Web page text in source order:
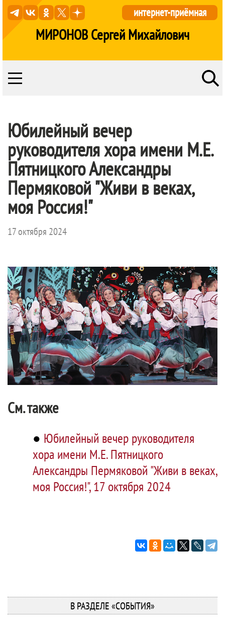
МИРОНОВ Сергей Михайлович
интернет-приёмная
Юбилейный вечер
руководителя хора имени М.Е.
Пятницкого Александры
Пермяковой "Живи в веках,
моя Россия!"
17 октября 2024
См. также
● Юбилейный вечер руководителя
хора имени М.Е. Пятницкого
Александры Пермяковой "Живи в веках,
моя Россия!", 17 октября 2024
В РАЗДЕЛЕ «СОБЫТИЯ»